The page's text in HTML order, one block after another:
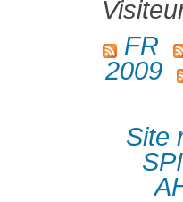
FR
2009
Site